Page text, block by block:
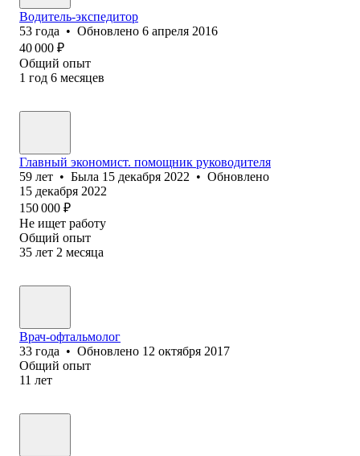
Водитель-экспедитор
53 года • Обновлено 6 апреля 2016
40 000 ₽
Общий опыт
1 год 6 месяцев
Главный экономист. помощник руководителя
59 лет • Была 15 декабря 2022 • Обновлено
15 декабря 2022
150 000 ₽
Не ищет работу
Общий опыт
35 лет 2 месяца
Врач-офтальмолог
33 года • Обновлено 12 октября 2017
Общий опыт
11 лет